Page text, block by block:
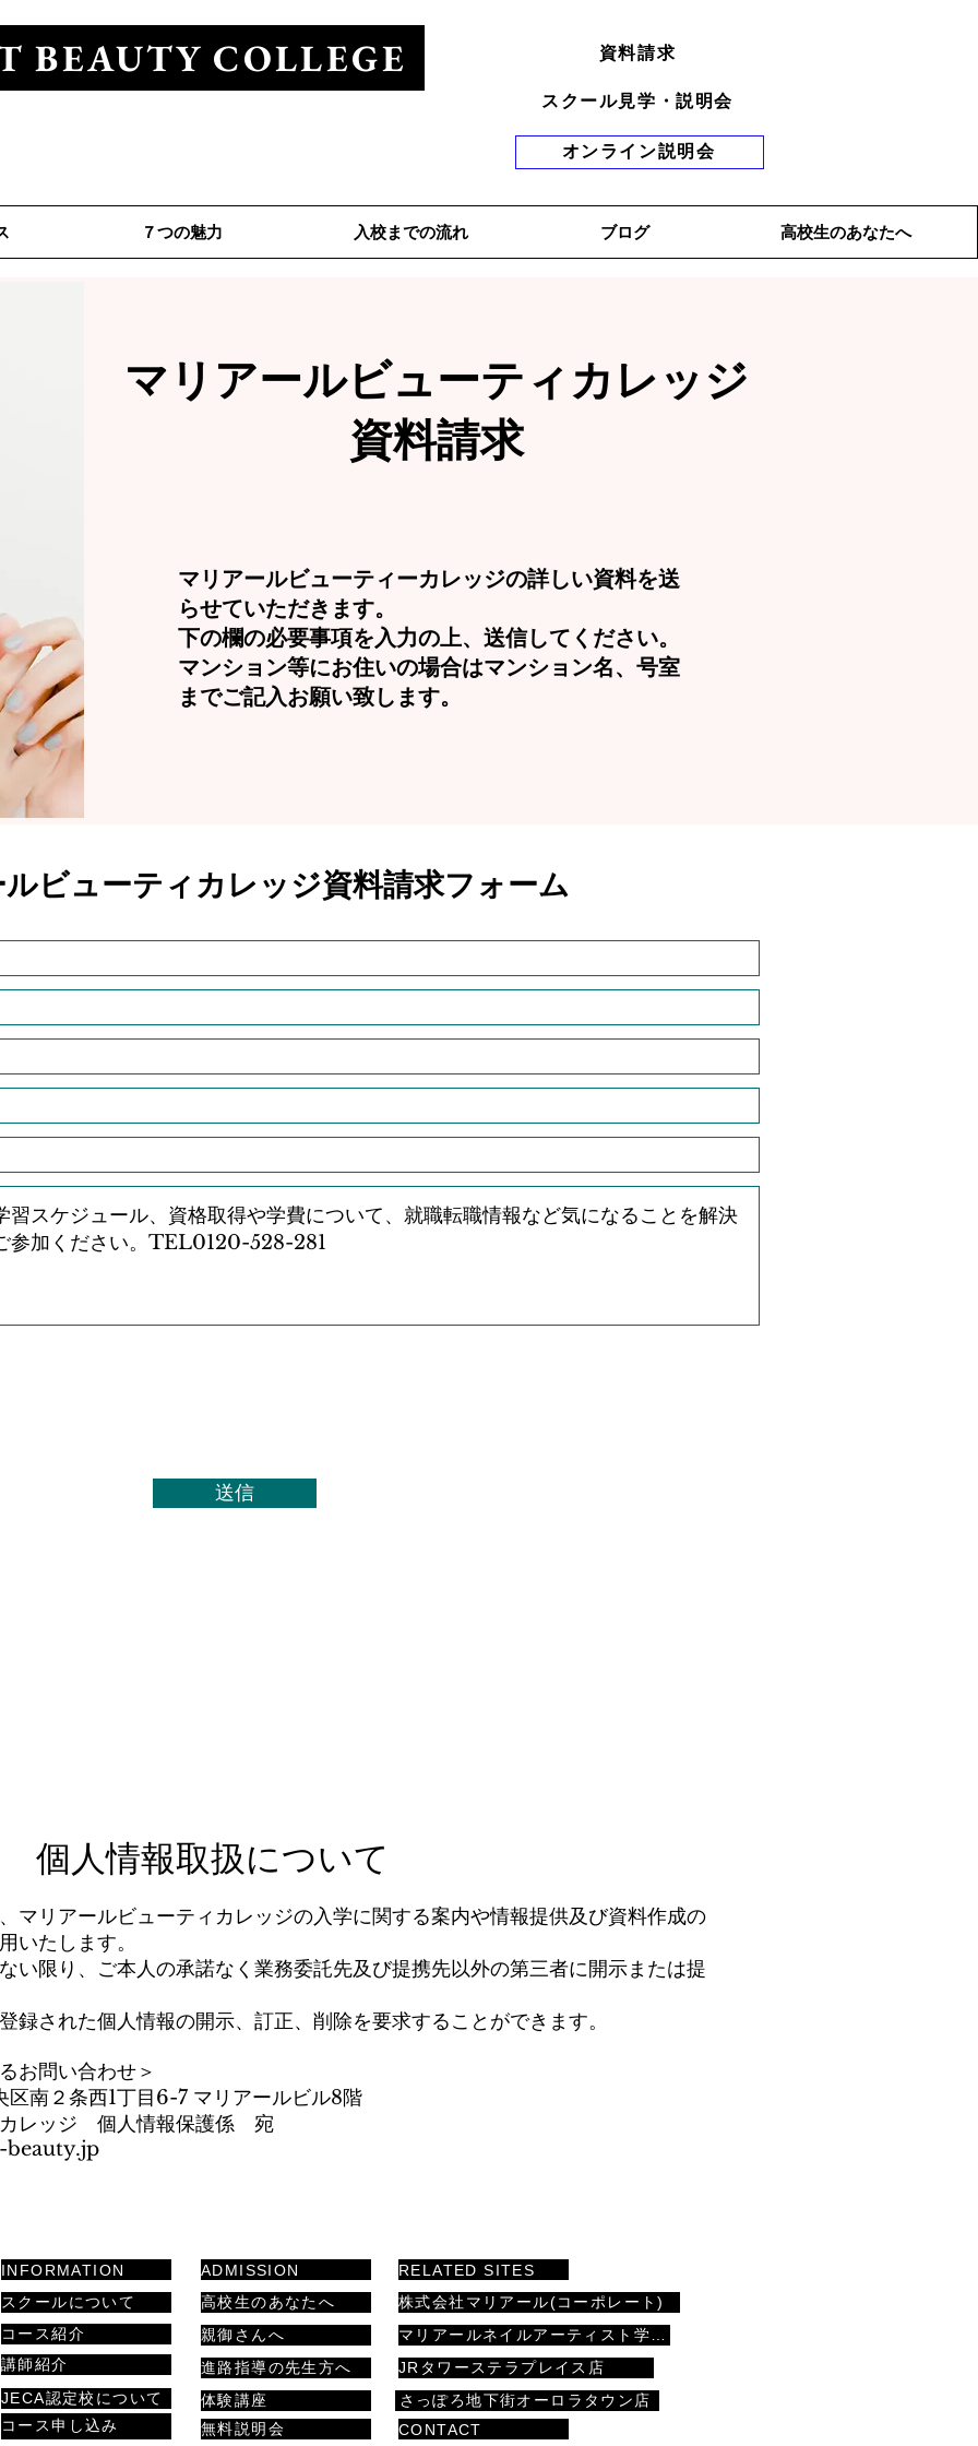
BEAUTY COLLEGE 資料請求
スクール見学・説明会
オンライン説明会
７つの魅力 入校までの流れ ブログ 高校生のあなたへ
マリアールビューティカレッジ
資料請求
マリアールビューティーカレッジの詳しい資料を送
らせていただきます。
下の欄の必要事項を入力の上、送信してください。
マンション等にお住いの場合はマンション名、号室
までご記入お願い致します。​
ビューティカレッジ資料請求フォーム
送信
​個人情報取扱について
マリアールビューティカレッジの入学に関する案内や情報提供及び資料作成の
いたします。
い限り、ご本人の承諾なく業務委託先及び提携先以外の第三者に開示または提
録された個人情報の開示、訂正、削除を要求することができます。
お問い合わせ＞
南２条西1丁目6-7 マリアールビル8階
レッジ 個人情報保護係 宛
INFORMATION
スクールについて
コース紹介
講師紹介
JECA認定校について
ADMISSION
高校生のあなたへ
親御さんへ
進路指導の先生方へ
体験講座
無料説明会
RELATED SITES
株式会社マリアール(コーポレート)
JRタワーステラプレイス店
さっぽろ地下街オーロラタウン店
CONTACT
コース申し込み